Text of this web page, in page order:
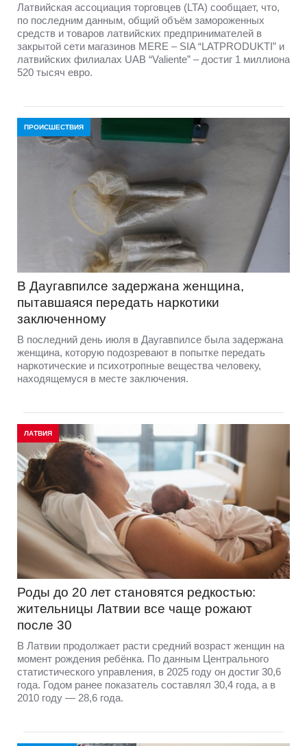
Латвийская ассоциация торговцев (LTA) сообщает, что,
по последним данным, общий объём замороженных
средств и товаров латвийских предпринимателей в
закрытой сети магазинов MERE – SIA “LATPRODUKTI” и
латвийских филиалах UAB “Valiente” – достиг 1 миллиона
520 тысяч евро.
ПРОИСШЕСТВИЯ
В Даугавпилсе задержана женщина,
пытавшаяся передать наркотики
заключенному
В последний день июля в Даугавпилсе была задержана
женщина, которую подозревают в попытке передать
наркотические и психотропные вещества человеку,
находящемуся в месте заключения.
ЛАТВИЯ
Роды до 20 лет становятся редкостью:
жительницы Латвии все чаще рожают
после 30
В Латвии продолжает расти средний возраст женщин на
момент рождения ребёнка. По данным Центрального
статистического управления, в 2025 году он достиг 30,6
года. Годом ранее показатель составлял 30,4 года, а в
2010 году — 28,6 года.